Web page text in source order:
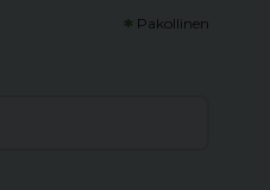
* Pakollinen